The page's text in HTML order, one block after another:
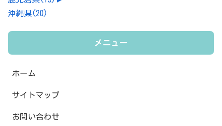
沖縄県(20)
メニュー
ホーム
サイトマップ
お問い合わせ